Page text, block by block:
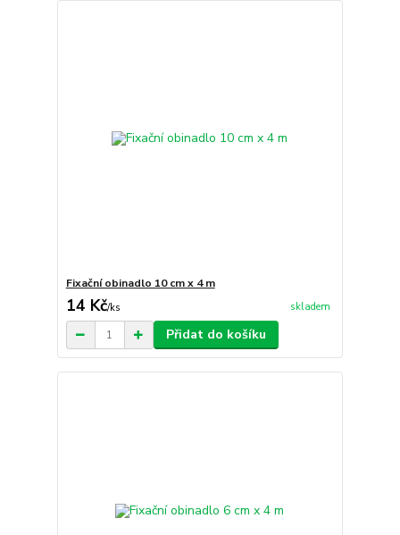
Fixační obinadlo 10 cm x 4 m
14 Kč/ks skladem
Přidat do košíku